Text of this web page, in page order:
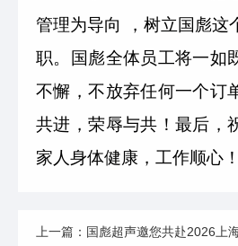
管理为导向 ，树立国彪这
职。国彪全体员工将一如
不懈，不放弃任何一个订
共进，荣辱与共！最后，
家人身体健康，工作顺心！